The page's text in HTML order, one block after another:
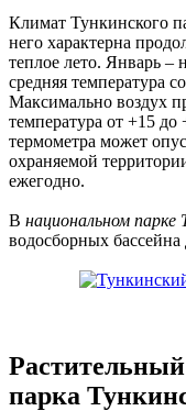
Климат Тункинского
него характерна
теплое лето. Январь –
средняя температура
Максимально воздух
температура от +15
термометра может
охраняемой
ежегодно.
В национальном парке
водосборных
парка